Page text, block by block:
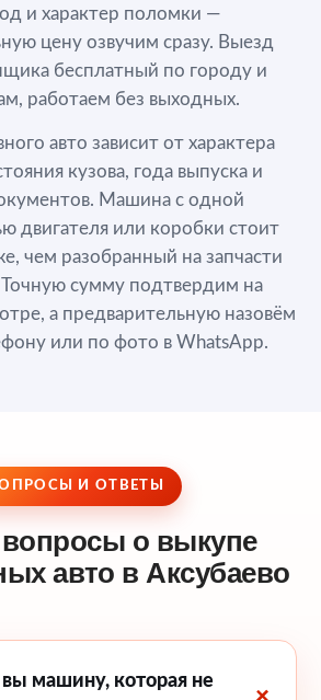
и характер поломки —
цену озвучим сразу. Выезд
бесплатный по городу и
работаем без выходных.
авто зависит от характера
кузова, года выпуска и
Машина с одной
двигателя или коробки стоит
чем разобранный на запчасти
сумму подтвердим на
а предварительную назовём
или по фото в WhatsApp.
И ОТВЕТЫ
о выкупе
авто в Аксубаево
машину, которая не